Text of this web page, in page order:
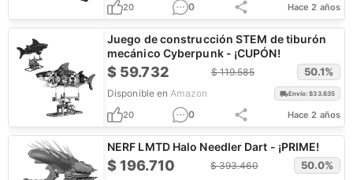
20 0 Hace 2 años
Juego de construcción STEM de tiburón
mecánico Cyberpunk - ¡CUPÓN!
$ 59.732 $119.585 50.1%
Disponible en Amazon Envío: $33.635
20 0 Hace 2 años
NERF LMTD Halo Needler Dart - ¡PRIME!
$196.710 $393.460 50.0%